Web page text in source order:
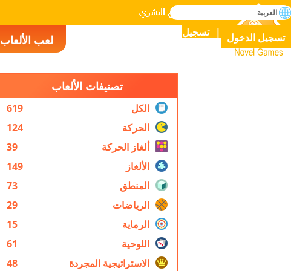
Novel Games
إتقان جميع الألعاب في التاريخ البشري
بحث
لعب الألعاب تسجيل الدخول تسجيل
العربية
تصنيفات الألعاب
الكل
619
الحركة
124
ألغاز الحركة
39
الألغاز
149
المنطق
73
الرياضات
29
الرماية
15
اللوحية
61
الاستراتيجية المجردة
48